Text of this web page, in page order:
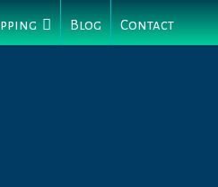
Blog Contact